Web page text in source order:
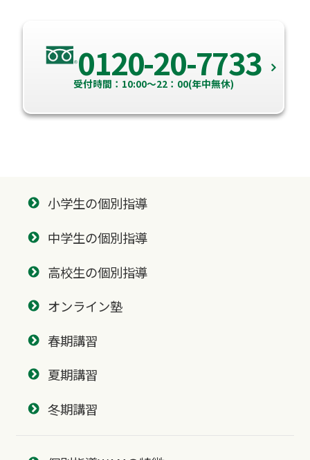
0120-20-7733
受付時間：10:00～22：00(年中無休)
小学生の個別指導
中学生の個別指導
高校生の個別指導
オンライン塾
春期講習
夏期講習
冬期講習